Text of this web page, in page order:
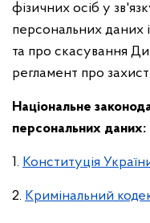
фізичних осіб у
персональних даних
та про скасування
регламент про
Національне
персональних даних:
1. Конституція
2. Кримінальний